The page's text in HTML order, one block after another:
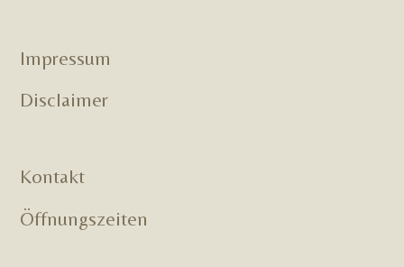
Impressum
Disclaimer
Kontakt
Öffnungszeiten